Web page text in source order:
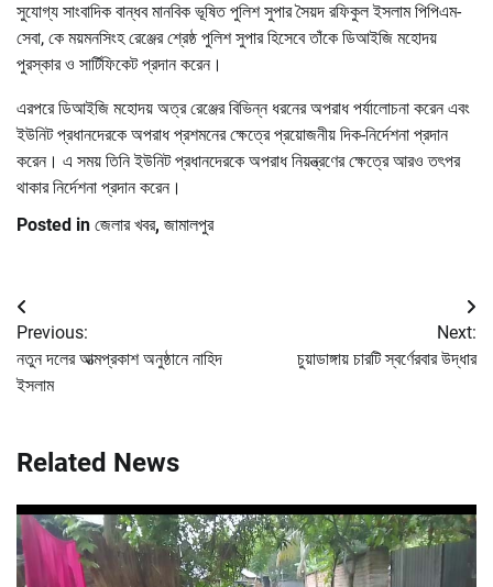
সুযোগ্য সাংবাদিক বান্ধব মানবিক ভূষিত পুলিশ সুপার সৈয়দ রফিকুল ইসলাম পিপিএম-
সেবা, কে ময়মনসিংহ রেঞ্জের শ্রেষ্ঠ পুলিশ সুপার হিসেবে তাঁকে ডিআইজি মহোদয়
পুরস্কার ও সার্টিফিকেট প্রদান করেন।
এরপরে ডিআইজি মহোদয় অত্র রেঞ্জের বিভিন্ন ধরনের অপরাধ পর্যালোচনা করেন এবং
ইউনিট প্রধানদেরকে অপরাধ প্রশমনের ক্ষেত্রে প্রয়োজনীয় দিক-নির্দেশনা প্রদান
করেন। এ সময় তিনি ইউনিট প্রধানদেরকে অপরাধ নিয়ন্ত্রণের ক্ষেত্রে আরও তৎপর
থাকার নির্দেশনা প্রদান করেন।
Posted in জেলার খবর, জামালপুর
Post
navigation
Previous:
নতুন দলের আত্মপ্রকাশ অনুষ্ঠানে নাহিদ
ইসলাম
Next:
চুয়াডাঙ্গায় চারটি স্বর্ণেরবার উদ্ধার
Related News